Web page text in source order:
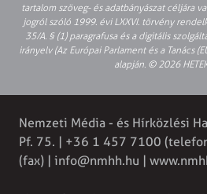
tartalom szöveg- és adatbányászat céljára
jogról szóló 1999. évi LXXVI. törvény
35/A. § (1) paragrafusa és a digitális
irányelv (Az Európai Parlament és a Tanács
alapján. © 2026
Nemzeti Média - és Hírközlési
Pf. 75. | +36 1 457 7100
(fax) | info@nmhh.hu |